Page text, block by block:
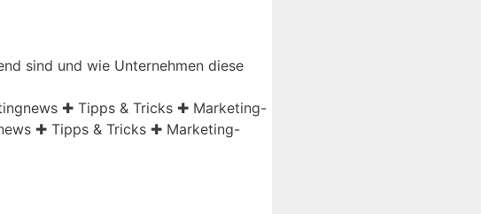
sind und wie Unternehmen diese
✚ Tipps & Tricks ✚ Marketing-
✚ Tipps & Tricks ✚ Marketing-